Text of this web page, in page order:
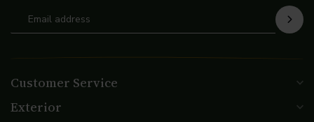
Customer Service
Exterior